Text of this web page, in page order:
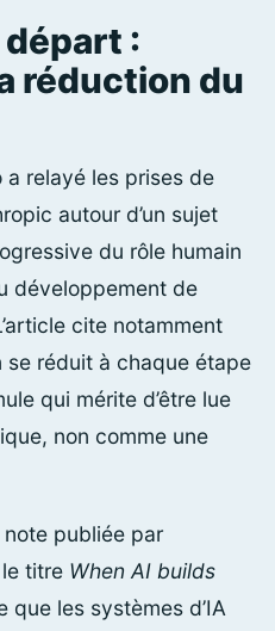
départ :
réduction du
relayé les prises de
autour d’un sujet
du rôle humain
développement de
cite notamment
se réduit à chaque étape
qui mérite d’être lue
non comme une
publiée par
titre When AI builds
les systèmes d’IA